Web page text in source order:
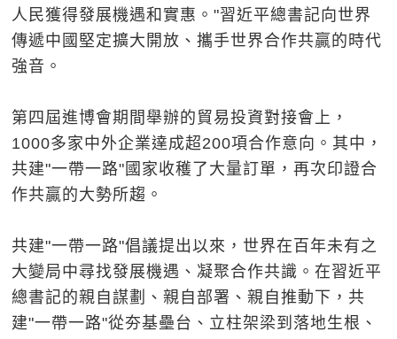
人民獲得發展機遇和實惠。"習近平總書記向世界
傳遞中國堅定擴大開放、攜手世界合作共贏的時代
強音。
第四屆進博會期間舉辦的貿易投資對接會上，
1000多家中外企業達成超200項合作意向。其中，
共建"一帶一路"國家收穫了大量訂單，再次印證合
作共贏的大勢所趨。
共建"一帶一路"倡議提出以來，世界在百年未有之
大變局中尋找發展機遇、凝聚合作共識。在習近平
總書記的親自謀劃、親自部署、親自推動下，共
建"一帶一路"從夯基壘台、立柱架梁到落地生根、